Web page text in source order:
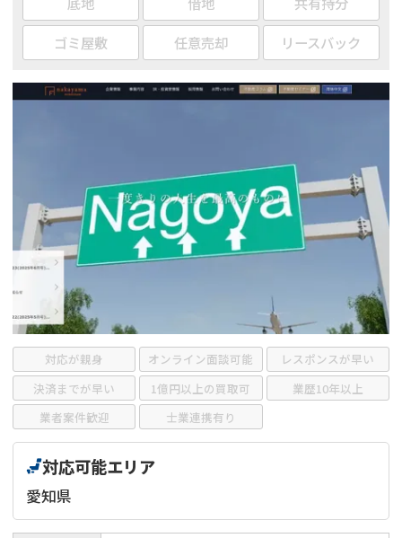
空き家 事故物件
再建築不可 底地
任意売却
リースバック
不動産コラム
不動産売却 再建築不可物件
訳あり不動産 不動産投資
土地売却 不動産相続
任意売却
アンケート調査
業者を探す
ゴミ屋敷
任意売却 リースバック
対応が親身 オンライン面談可能
レスポンスが早い
決済までが早い
1億円以上の買取可
業歴10年以上
業者案件歓迎
士業連携有り
対応可能エリア
愛知県